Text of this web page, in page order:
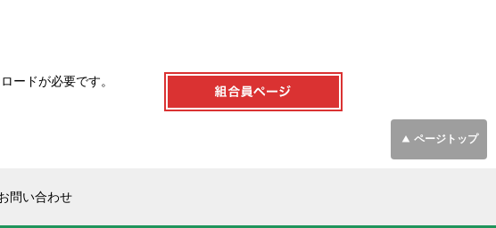
ードが必要です。
ページ トップ
問い合わせ